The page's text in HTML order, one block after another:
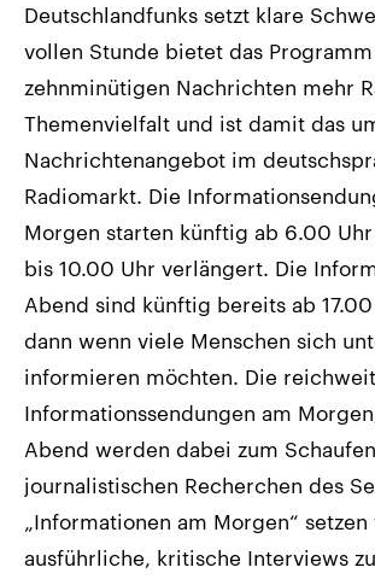
Deutschlandfunks setzt klare
vollen Stunde bietet das
zehnminütigen Nachrichten mehr
Themenvielfalt und ist damit das
Nachrichtenangebot im
Radiomarkt. Die
Morgen starten künftig ab 6.00
bis 10.00 Uhr verlängert. Die
Abend sind künftig bereits ab 17.00
dann wenn viele Menschen sich
informieren möchten. Die
Informationssendungen am
Abend werden dabei zum
journalistischen Recherchen des
„Informationen am Morgen“
ausführliche, kritische Interviews